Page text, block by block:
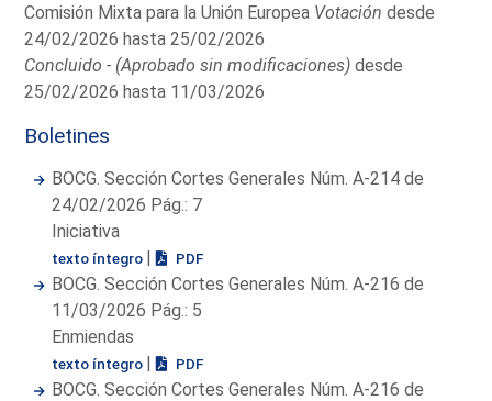
Comisión Mixta para la Unión Europea Votación desde
24/02/2026 hasta 25/02/2026
Concluido - (Aprobado sin modificaciones) desde
25/02/2026 hasta 11/03/2026
Boletines
BOCG. Sección Cortes Generales Núm. A-214 de
24/02/2026 Pág.: 7
Iniciativa
texto íntegro | PDF
BOCG. Sección Cortes Generales Núm. A-216 de
11/03/2026 Pág.: 5
Enmiendas
texto íntegro | PDF
BOCG. Sección Cortes Generales Núm. A-216 de